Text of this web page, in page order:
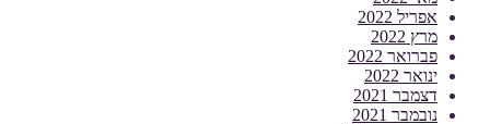
אפריל 2022
מרץ 2022
פברואר 2022
ינואר 2022
דצמבר 2021
נובמבר 2021